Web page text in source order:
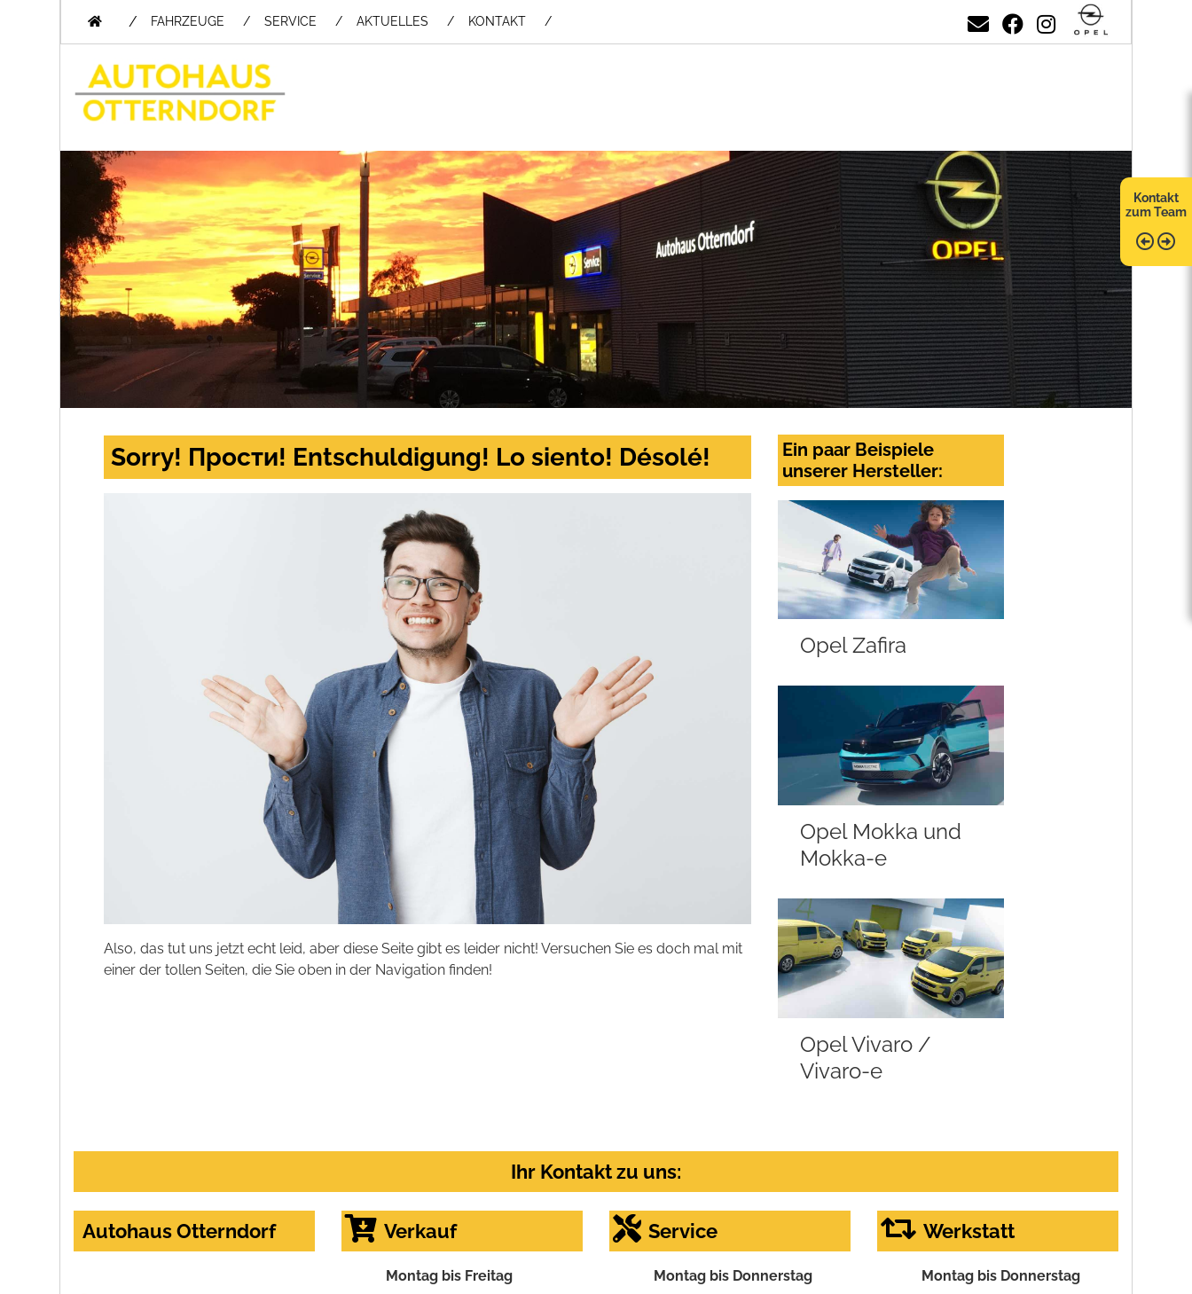
/ FAHRZEUGE SERVICE AKTUELLES KONTAKT
Kontakt
zum Team
Sorry! Прости! Entschuldigung! Lo siento! Désolé!
Also, das tut uns jetzt echt leid, aber diese Seite gibt es leider nicht! Versuchen Sie es doch mal mit
einer der tollen Seiten, die Sie oben in der Navigation finden!
Ein paar Beispiele
unserer Hersteller:
Opel Zafira
Opel Mokka und
Mokka-e
Opel Vivaro /
Vivaro-e
Ihr Kontakt zu uns:
Autohaus Otterndorf Verkauf
Montag bis Freitag
Service
Montag bis Donnerstag
Werkstatt
Montag bis Donnerstag